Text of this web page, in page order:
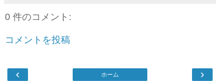
0 件のコメント:
コメントを投稿
‹ ›
ホーム